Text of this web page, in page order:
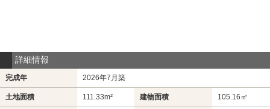
詳細情報
完成年 2026年7月築
土地面積 111.33m² 建物面積 105.16㎡